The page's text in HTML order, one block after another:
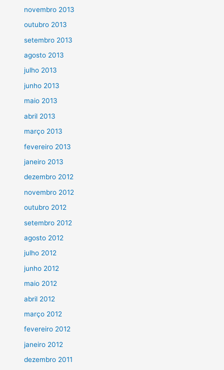
novembro 2013
outubro 2013
setembro 2013
agosto 2013
julho 2013
junho 2013
maio 2013
abril 2013
março 2013
fevereiro 2013
janeiro 2013
dezembro 2012
novembro 2012
outubro 2012
setembro 2012
agosto 2012
julho 2012
junho 2012
maio 2012
abril 2012
março 2012
fevereiro 2012
janeiro 2012
dezembro 2011